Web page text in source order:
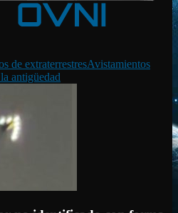
de extraterrestresAvistamientos
antigüedad